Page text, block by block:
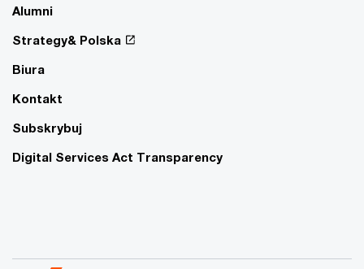
Alumni
Strategy& Polska
Biura
Kontakt
Subskrybuj
Digital Services Act Transparency